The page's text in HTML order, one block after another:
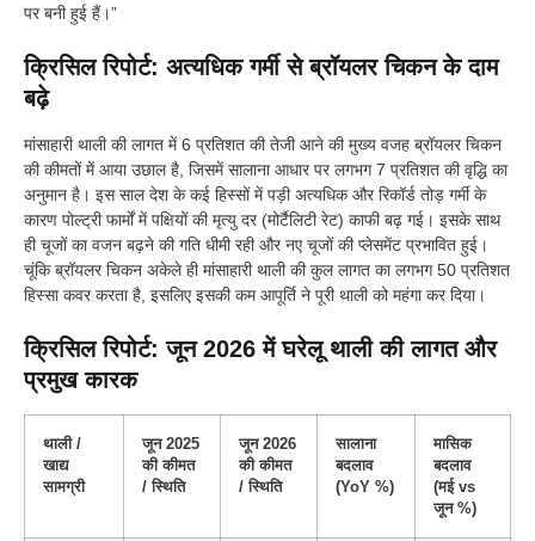
पर बनी हुई हैं।”
क्रिसिल रिपोर्ट: अत्यधिक गर्मी से ब्रॉयलर चिकन के दाम
बढ़े
मांसाहारी थाली की लागत में 6 प्रतिशत की तेजी आने की मुख्य वजह ब्रॉयलर चिकन
की कीमतों में आया उछाल है, जिसमें सालाना आधार पर लगभग 7 प्रतिशत की वृद्धि का
अनुमान है। इस साल देश के कई हिस्सों में पड़ी अत्यधिक और रिकॉर्ड तोड़ गर्मी के
कारण पोल्ट्री फार्मों में पक्षियों की मृत्यु दर (मोर्टैलिटी रेट) काफी बढ़ गई। इसके साथ
ही चूजों का वजन बढ़ने की गति धीमी रही और नए चूजों की प्लेसमेंट प्रभावित हुई।
चूंकि ब्रॉयलर चिकन अकेले ही मांसाहारी थाली की कुल लागत का लगभग 50 प्रतिशत
हिस्सा कवर करता है, इसलिए इसकी कम आपूर्ति ने पूरी थाली को महंगा कर दिया।
क्रिसिल रिपोर्ट: जून 2026 में घरेलू थाली की लागत और
प्रमुख कारक
थाली /
खाद्य
सामग्री
जून 2025
की कीमत
/ स्थिति
जून 2026
की कीमत
/ स्थिति
सालाना
बदलाव
(YoY %)
मासिक
बदलाव
(मई vs
जून %)